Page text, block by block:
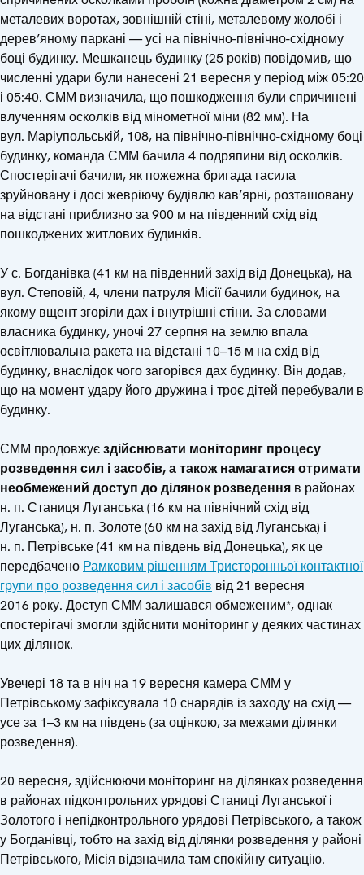
металевих воротах, зовнішній стіні, металевому жолобі і
дерев’яному паркані — усі на північно-північно-східному
боці будинку. Мешканець будинку (25 років) повідомив, що
численні удари були нанесені 21 вересня у період між 05:20
і 05:40. СММ визначила, що пошкодження були спричинені
влученням осколків від мінометної міни (82 мм). На
вул. Маріупольській, 108, на північно-північно-східному боці
будинку, команда СММ бачила 4 подряпини від осколків.
Спостерігачі бачили, як пожежна бригада гасила
зруйновану і досі жевріючу будівлю кав’ярні, розташовану
на відстані приблизно за 900 м на південний схід від
пошкоджених житлових будинків.
У с. Богданівка (41 км на південний захід від Донецька), на
вул. Степовій, 4, члени патруля Місії бачили будинок, на
якому вщент згоріли дах і внутрішні стіни. За словами
власника будинку, уночі 27 серпня на землю впала
освітлювальна ракета на відстані 10–15 м на схід від
будинку, внаслідок чого загорівся дах будинку. Він додав,
що на момент удару його дружина і троє дітей перебували в
будинку.
СММ продовжуєздійснювати моніторинг процесу
розведення сил і засобів, а також намагатися отримати
необмежений доступ до ділянок розведення в районах
н. п. Станиця Луганська (16 км на північний схід від
Луганська), н. п. Золоте (60 км на захід від Луганська) і
н. п. Петрівське (41 км на південь від Донецька), як це
передбачено Рамковим рішенням Тристоронньої контактної
групи про розведення сил і засобів від 21 вересня
2016 року. Доступ СММ залишався обмеженим*, однак
спостерігачі змогли здійснити моніторинг у деяких частинах
цих ділянок.
Увечері 18 та в ніч на 19 вересня камера СММ у
Петрівському зафіксувала 10 снарядів із заходу на схід —
усе за 1–3 км на південь (за оцінкою, за межами ділянки
розведення).
20 вересня, здійснюючи моніторинг на ділянках розведення
в районах підконтрольних урядові Станиці Луганської і
Золотого і непідконтрольного урядові Петрівського, а також
у Богданівці, тобто на захід від ділянки розведення у районі
Петрівського, Місія відзначила там спокійну ситуацію.